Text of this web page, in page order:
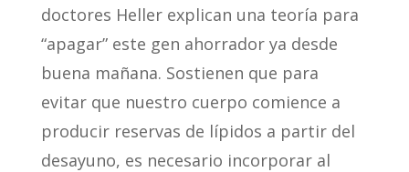
doctores Heller explican una teoría para
“apagar” este gen ahorrador ya desde
buena mañana. Sostienen que para
evitar que nuestro cuerpo comience a
producir reservas de lípidos a partir del
desayuno, es necesario incorporar al